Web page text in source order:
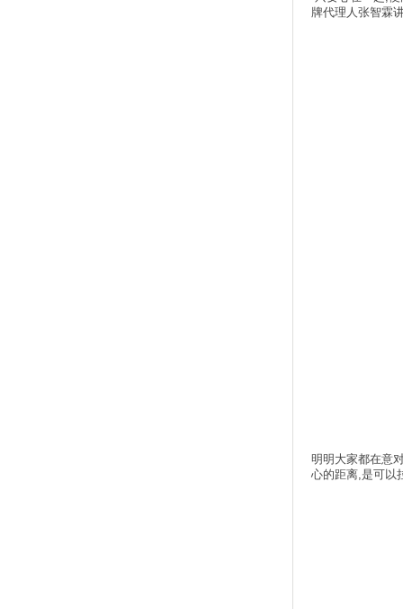
牌代理人张智霖
明明大家都在意
心的距离,是可以